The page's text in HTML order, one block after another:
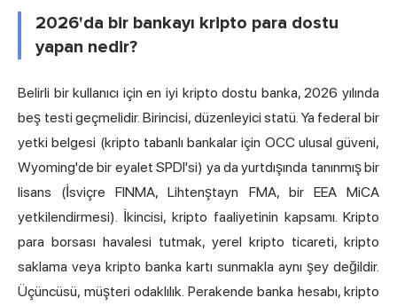
2026'da bir bankayı kripto para dostu
yapan nedir?
Belirli bir kullanıcı için en iyi kripto dostu banka, 2026 yılında
beş testi geçmelidir. Birincisi, düzenleyici statü. Ya federal bir
yetki belgesi (kripto tabanlı bankalar için OCC ulusal güveni,
Wyoming'de bir eyalet SPDI'si) ya da yurtdışında tanınmış bir
lisans (İsviçre FINMA, Lihtenştayn FMA, bir EEA MiCA
yetkilendirmesi). İkincisi, kripto faaliyetinin kapsamı. Kripto
para borsası havalesi tutmak, yerel kripto ticareti, kripto
saklama veya kripto banka kartı sunmakla aynı şey değildir.
Üçüncüsü, müşteri odaklılık. Perakende banka hesabı, kripto